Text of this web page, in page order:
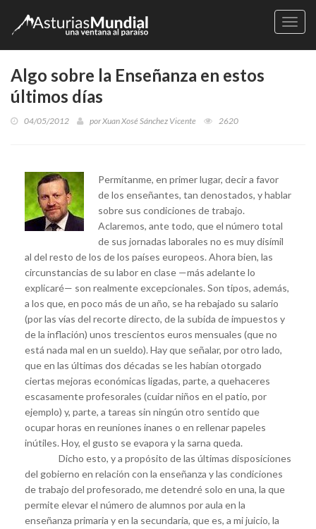
Algo sobre la Enseñanza en estos
últimos días
04/05/2012 porXuan Xosé Sánchez Vicente 2620
Permítanme, en primer lugar, decir a favor
de los enseñantes, tan denostados, y hablar
sobre sus condiciones de trabajo.
Aclaremos, ante todo, que el número total
de sus jornadas laborales no es muy disímil
al del resto de los de los países europeos. Ahora bien, las
circunstancias de su labor en clase —más adelante lo
explicaré— son realmente excepcionales. Son tipos, además,
a los que, en poco más de un año, se ha rebajado su salario
(por las vías del recorte directo, de la subida de impuestos y
de la inflación) unos trescientos euros mensuales (que no
está nada mal en un sueldo). Hay que señalar, por otro lado,
que en las últimas dos décadas se les habían otorgado
ciertas mejoras económicas ligadas, parte, a quehaceres
escasamente profesorales (cuidar niños en el patio, por
ejemplo) y, parte, a tareas sin ningún otro sentido que
ocupar horas en reuniones inanes o en rellenar papeles
inútiles. Hoy, el gusto se evapora y la sarna queda.
Dicho esto, y a propósito de las últimas disposiciones
del gobierno en relación con la enseñanza y las condiciones
de trabajo del profesorado, me detendré solo en una, la que
permite elevar el número de alumnos por aula en la
enseñanza primaria y en la secundaria, que es, a mi juicio, la